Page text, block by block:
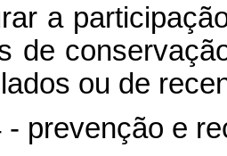
a
de
ou de
- prevenção e